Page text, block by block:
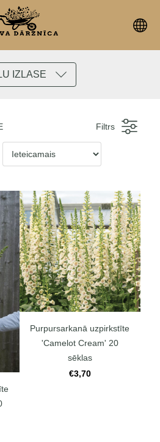
IZLASE
Filtrs
Purpursarkanā uzpirkstīte
'Camelot Cream' 20
sēklas
€3,70